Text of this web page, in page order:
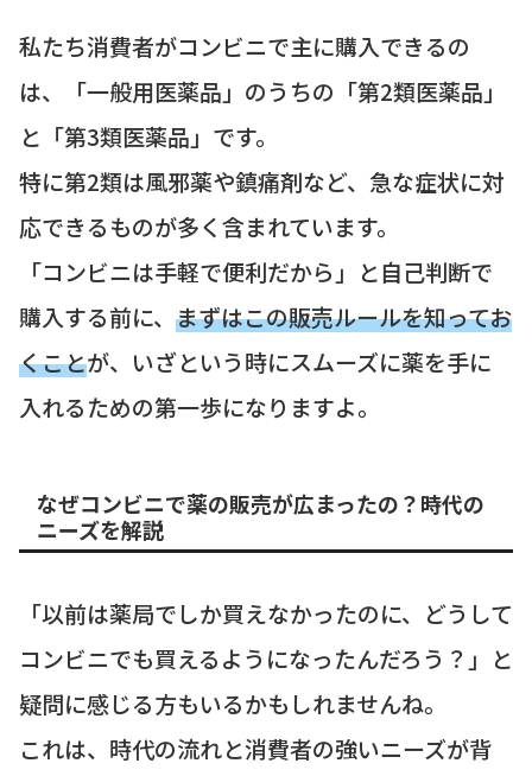
私たち消費者がコンビニで主に購入できるの
は、「一般用医薬品」のうちの「第2類医薬品」
と「第3類医薬品」です。
特に第2類は風邪薬や鎮痛剤など、急な症状に対
応できるものが多く含まれています。
「コンビニは手軽で便利だから」と自己判断で
購入する前に、 まずはこの販売ルールを知ってお
くことが、いざという時にスムーズに薬を手に
入れるための第一歩になりますよ。
なぜコンビニで薬の販売が広まったの？時代の
ニーズを解説
「以前は薬局でしか買えなかったのに、どうして
コンビニでも買えるようになったんだろう？」と
疑問に感じる方もいるかもしれませんね。
これは、時代の流れと消費者の強いニーズが背